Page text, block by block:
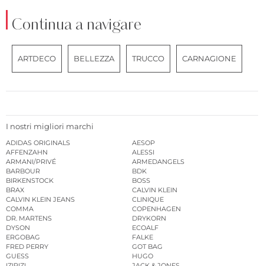
Continua a navigare
ARTDECO BELLEZZA TRUCCO CARNAGIONE
I nostri migliori marchi
ADIDAS ORIGINALS
AESOP
AFFENZAHN
ALESSI
ARMANI/PRIVÉ
ARMEDANGELS
BARBOUR
BDK
BIRKENSTOCK
BOSS
BRAX
CALVIN KLEIN
CALVIN KLEIN JEANS
CLINIQUE
COMMA
COPENHAGEN
DR. MARTENS
DRYKORN
DYSON
ECOALF
ERGOBAG
FALKE
FRED PERRY
GOT BAG
GUESS
HUGO